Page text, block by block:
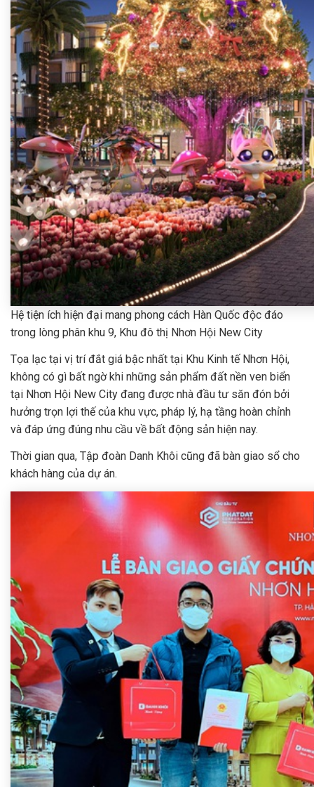
Hệ tiện ích hiện đại mang phong cách Hàn Quốc độc đáo
trong lòng phân khu 9, Khu đô thị Nhơn Hội New City
Tọa lạc tại vị trí đắt giá bậc nhất tại Khu Kinh tế Nhơn Hội,
không có gì bất ngờ khi những sản phẩm đất nền ven biển
tại Nhơn Hội New City đang được nhà đầu tư săn đón bởi
hưởng trọn lợi thế của khu vực, pháp lý, hạ tầng hoàn chỉnh
và đáp ứng đúng nhu cầu về bất động sản hiện nay.
Thời gian qua, Tập đoàn Danh Khôi cũng đã bàn giao sổ cho
khách hàng của dự án.